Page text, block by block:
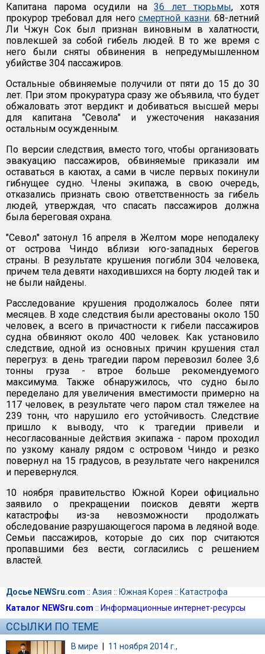
Капитана парома осудили на36 лет тюрьмы, хотя
прокурор требовал для него смертной казни. 68-летний
Ли Чжун Сок был признан виновным в халатности,
повлекшей за собой гибель людей. В то же время с
него были сняты обвинения в непредумышленном
убийстве 304 пассажиров.
Остальные обвиняемые получили от пяти до 15 до 30
лет. При этом прокуратура сразу же объявила, что будет
обжаловать этот вердикт и добиваться высшей меры
для капитана "Севола" и ужесточения наказания
остальным осужденным.
По версии следствия, вместо того, чтобы организовать
эвакуацию пассажиров, обвиняемые приказали им
оставаться в каютах, а сами в числе первых покинули
гибнущее судно. Члены экипажа, в свою очередь,
отказались признать свою ответственность за гибель
людей, утверждая, что спасать пассажиров должна
была береговая охрана.
"Севол" затонул 16 апреля в Желтом море неподалеку
от острова Чиндо вблизи юго-западных берегов
страны. В результате крушения погибли 304 человека,
причем тела девяти находившихся на борту людей так и
не были найдены.
Расследование крушения продолжалось более пяти
месяцев. В ходе следствия были арестованы около 150
человек, а всего в причастности к гибели пассажиров
судна обвиняют около 400 человек. Как установило
следствие, одной из основных причин крушения стал
перегруз: в день трагедии паром перевозил более 3,6
тонны груза - втрое больше рекомендуемого
максимума. Также обнаружилось, что судно было
переделано для увеличения вместимости примерно на
117 человек, в результате чего паром стал тяжелее на
239 тонн, что нарушило его устойчивость. Следствие
пришло к выводу, что к трагедии привели и
несогласованные действия экипажа - паром проходил
по узкому каналу рядом с островом Чиндо и резко
повернул на 15 градусов, в результате чего накренился
и перевернулся.
10 ноября правительство Южной Кореи официально
заявило о прекращении поисков девяти жертв
катастрофы из-за невозможности продолжать
обследование разрушающегося парома в ледяной воде.
Семьи пассажиров, которые до сих пор считаются
пропавшими без вести, согласились с решением
властей.
Досье NEWSru.com :: Азия :: Южная Корея :: Катастрофа
Каталог NEWSru.com :: Информационные интернет-ресурсы
ССЫЛКИ ПО ТЕМЕ
В мире | 11 ноября 2014 г.,